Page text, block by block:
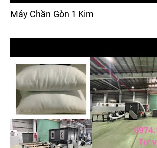
Máy Chần Gòn 1 Kim